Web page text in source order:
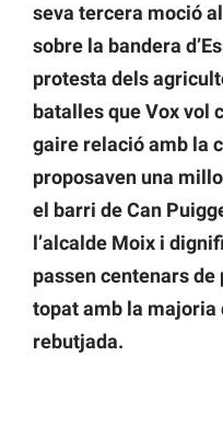
seva tercera moció
sobre la bandera
protesta dels
batalles que Vox vol
gaire relació amb la
proposaven una
el barri de Can
l’alcalde Moix i
passen centenars de
topat amb la majoria
rebutjada.